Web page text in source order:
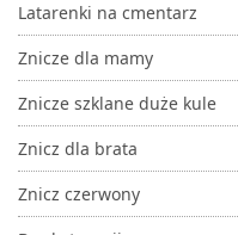
Latarenki na cmentarz
Znicze dla mamy
Znicze szklane duże kule
Znicz dla brata
Znicz czerwony